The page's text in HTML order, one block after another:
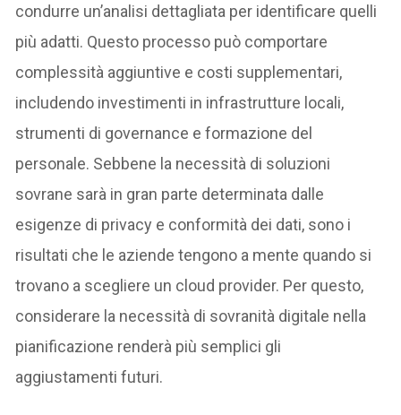
condurre un’analisi dettagliata per identificare quelli
più adatti. Questo processo può comportare
complessità aggiuntive e costi supplementari,
includendo investimenti in infrastrutture locali,
strumenti di governance e formazione del
personale. Sebbene la necessità di soluzioni
sovrane sarà in gran parte determinata dalle
esigenze di privacy e conformità dei dati, sono i
risultati che le aziende tengono a mente quando si
trovano a scegliere un cloud provider. Per questo,
considerare la necessità di sovranità digitale nella
pianificazione renderà più semplici gli
aggiustamenti futuri.